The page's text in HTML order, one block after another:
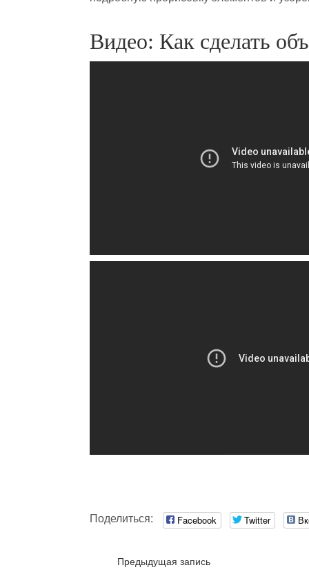
Видео: Как сделать
Поделиться: Facebook Twitter
Предыдущая запись